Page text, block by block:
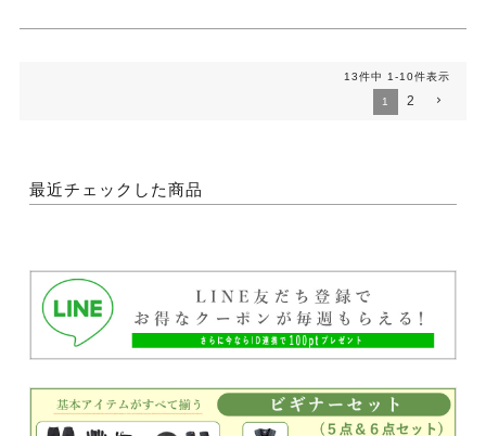
13件中 1-10件表示
1 2
最近チェックした商品